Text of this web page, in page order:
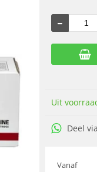
Uit
Deel
Vanaf